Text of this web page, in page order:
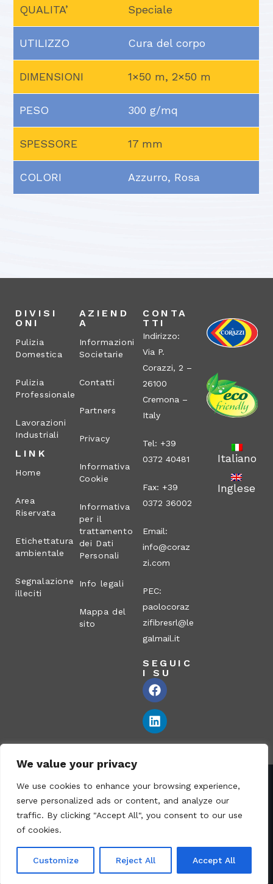
We value your privacy
We use cookies to enhance your browsing experience,
serve personalized ads or content, and analyze our
traffic. By clicking "Accept All", you consent to our use
of cookies.
Customize Reject All Accept All
QUALITA’ Speciale
UTILIZZO Cura del corpo
DIMENSIONI 1×50 m, 2×50 m
PESO 300 g/mq
SPESSORE 17 mm
COLORI Azzurro, Rosa
DIVISI
ONI
Pulizia
Domestica
Pulizia
Professionale
Lavorazioni
Industriali
LINK
Home
Area
Riservata
Etichettatura
ambientale
Segnalazione
illeciti
AZIEND
A
Informazioni
Societarie
Contatti
Partners
Privacy
Informativa
Cookie
Informativa
per il
trattamento
dei Dati
Personali
Info legali
Mappa del
sito
CONTA
TTI
Indirizzo:
Via P.
Corazzi, 2 –
26100
Cremona –
Italy
Tel: +39
0372 40481
Fax: +39
0372 36002
Email:
info@coraz
zi.com
PEC:
paolocoraz
zifibresrl@le
galmail.it
SEGUIC
I SU
Italiano
Inglese
Corazzi Fibre S.r.l. – Via P. Corazzi, 2 – 26100 Cremona –
Italia
Partita IVA: 00836170191 – N° REA CR-115794 – Capitale